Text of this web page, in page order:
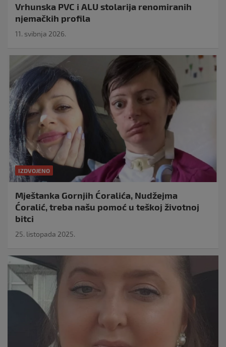
Vrhunska PVC i ALU stolarija renomiranih
njemačkih profila
11. svibnja 2026.
IZDVOJENO
Mještanka Gornjih Ćoralića, Nudžejma
Ćoralić, treba našu pomoć u teškoj životnoj
bitci
25. listopada 2025.